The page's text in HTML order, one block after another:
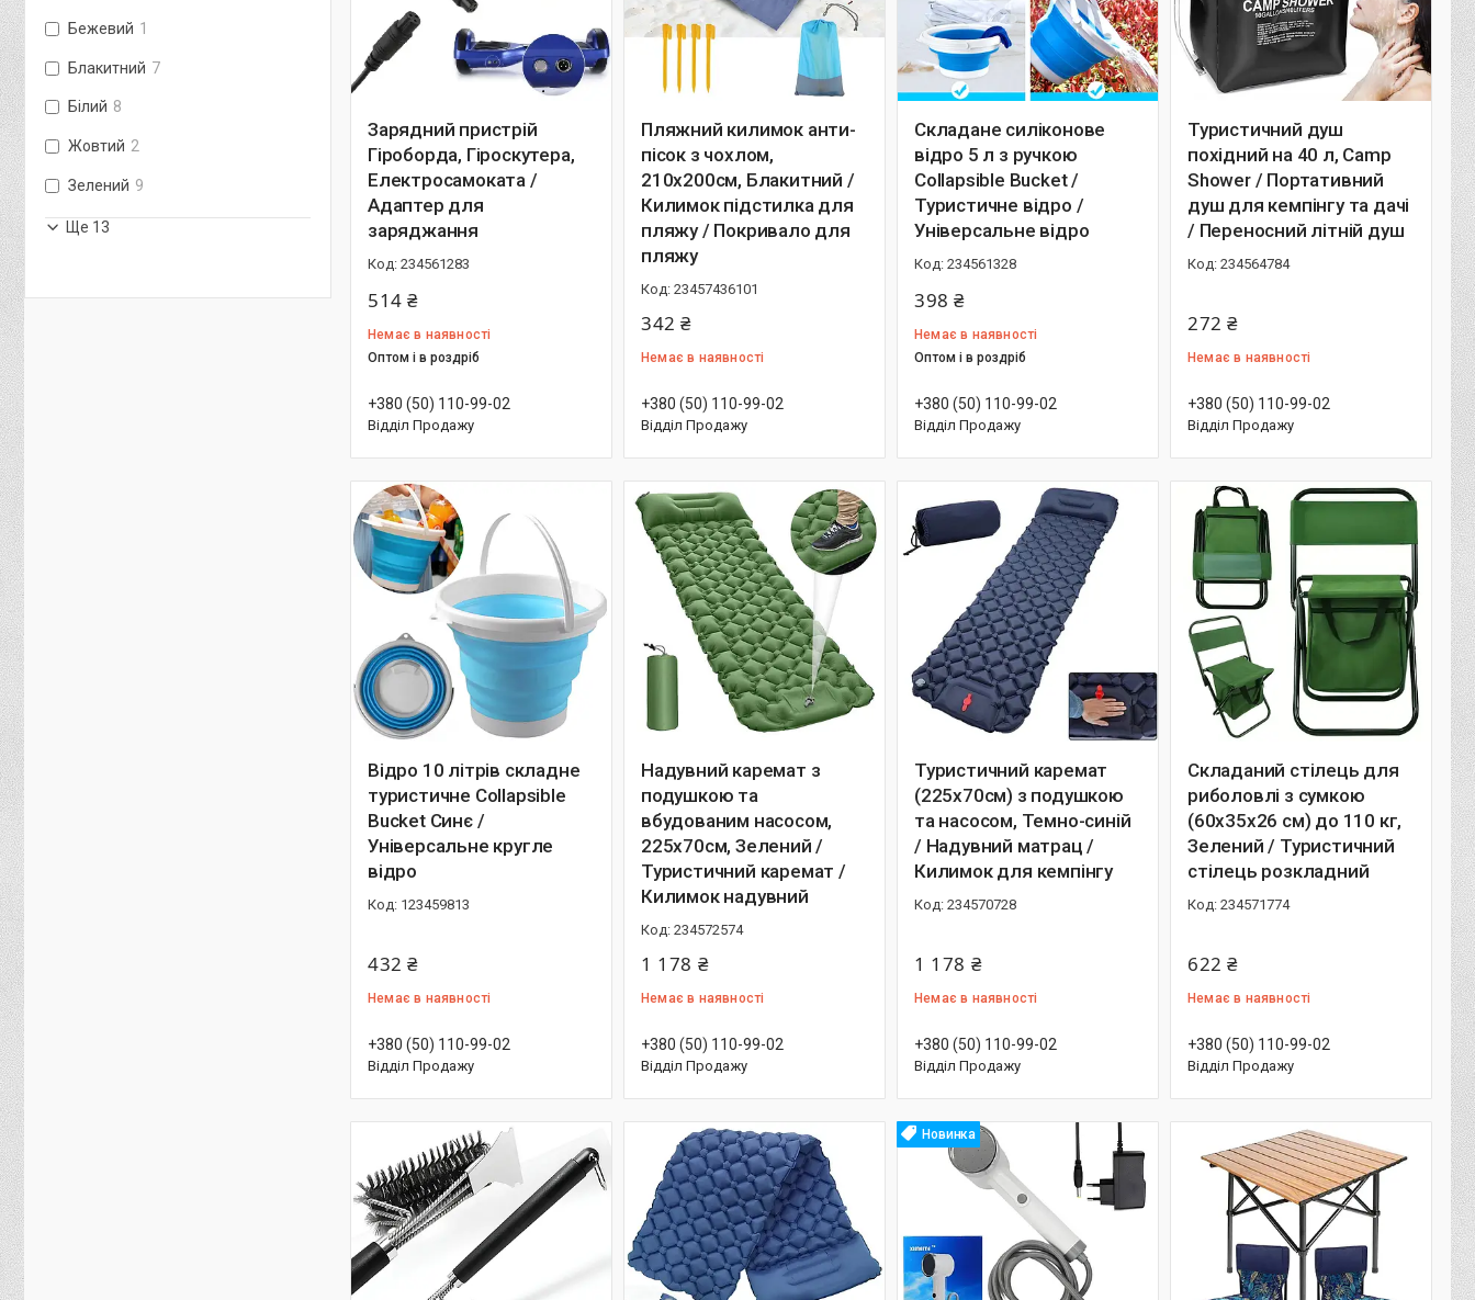
Зарядний пристрій
Гіроборда, Гіроскутера,
Електросамоката /
Адаптер для
заряджання
234561283
514 ₴
Немає в наявності
Оптом і в роздріб
+380 (50) 110-99-02
Відділ Продажу
Пляжний килимок анти-
пісок з чохлом,
210х200см, Блакитний /
Килимок підстилка для
пляжу / Покривало для
пляжу
23457436101
342 ₴
Немає в наявності
+380 (50) 110-99-02
Відділ Продажу
Складане силіконове
відро 5 л з ручкою
Collapsible Bucket /
Туристичне відро /
Універсальне відро
234561328
398 ₴
Немає в наявності
Оптом і в роздріб
+380 (50) 110-99-02
Відділ Продажу
Туристичний душ
похідний на 40 л, Camp
Shower / Портативний
душ для кемпінгу та дачі
/ Переносний літній душ
234564784
272 ₴
Немає в наявності
+380 (50) 110-99-02
Відділ Продажу
Відро 10 літрів складне
туристичне Collapsible
Bucket Синє /
Універсальне кругле
відро
123459813
432 ₴
Немає в наявності
+380 (50) 110-99-02
Відділ Продажу
Надувний каремат з
подушкою та
вбудованим насосом,
225х70см, Зелений /
Туристичний каремат /
Килимок надувний
234572574
1 178 ₴
Немає в наявності
+380 (50) 110-99-02
Відділ Продажу
Туристичний каремат
(225х70см) з подушкою
та насосом, Темно-синій
/ Надувний матрац /
Килимок для кемпінгу
234570728
1 178 ₴
Немає в наявності
+380 (50) 110-99-02
Відділ Продажу
Складаний стілець для
риболовлі з сумкою
(60х35х26 см) до 110 кг,
Зелений / Туристичний
стілець розкладний
234571774
622 ₴
Немає в наявності
+380 (50) 110-99-02
Відділ Продажу
Новинка
Бежевий 1
Блакитний 7
Білий 8
Жовтий 2
Зелений 9
Ще 13